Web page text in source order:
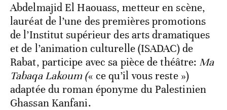
Abdelmajid El Haouass, metteur en scène,
lauréat de l’une des premières promotions
de l’Institut supérieur des arts dramatiques
et de l’animation culturelle (ISADAC) de
Rabat, participe avec sa pièce de théâtre: Ma
Tabaqa Lakoum (« ce qu’il vous reste »)
adaptée du roman éponyme du Palestinien
Ghassan Kanfani.